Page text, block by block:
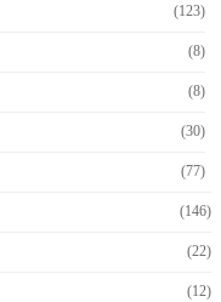
(123)
(8)
(8)
(30)
(77)
(146)
(22)
(12)